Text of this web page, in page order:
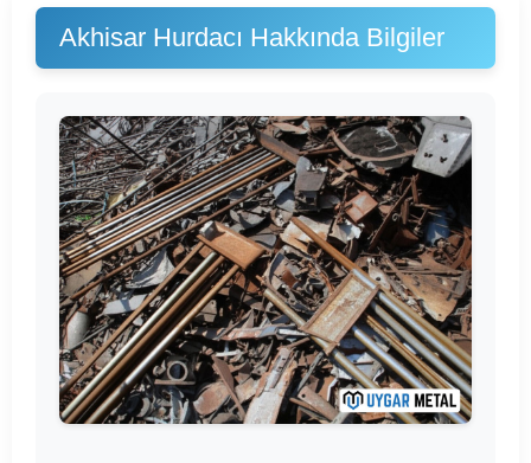
Akhisar Hurdacı Hakkında Bilgiler